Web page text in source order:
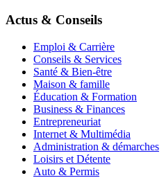
Actus & Conseils
Emploi & Carrière
Conseils & Services
Santé & Bien-être
Maison & famille
Éducation & Formation
Business & Finances
Entrepreneuriat
Internet & Multimédia
Administration & démarches
Loisirs et Détente
Auto & Permis